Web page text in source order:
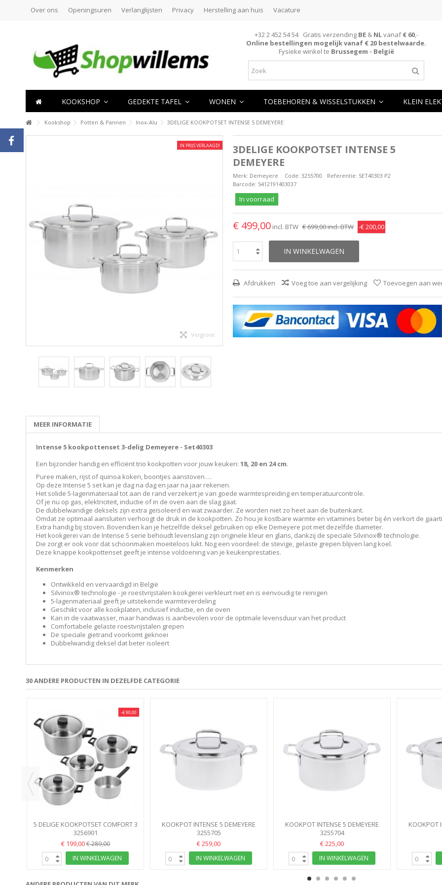
Over ons Openingsuren Verlanglijsten Privacy Herstelling aan huis Vacature
+32 2 452 54 54 Gratis verzending BE& NLvanaf€ 60,-
Online bestellingen mogelijk vanaf € 20 bestelwaarde.
Fysieke winkel te Brussegem - België
KOOKSHOP GEDEKTE TAFEL WONEN TOEBEHOREN & WISSELSTUKKEN KLEIN
Kookshop Potten & Pannen Inox-Alu 3DELIGE KOOKPOTSET INTENSE 5 DEMEYERE
IN PRIJS VERLAAGD!
Vergroot
3DELIGE KOOKPOTSET INTENSE 5
DEMEYERE
Merk: Demeyere Code: 3255700 Referentie: SET40303 P2
Barcode: 5412191403037
In voorraad
€ 499,00 incl. BTW € 699,00incl. BTW -€ 200,00
IN WINKELWAGEN
Afdrukken Voeg toe aan vergelijking Toevoegen aan
MEER INFORMATIE
Intense 5 kookpottenset 3-delig Demeyere - Set40303
Een bijzonder handig en efficiënt trio kookpotten voor jouw keuken: 18, 20 en 24 cm.
Puree maken, rijst of quinoa koken, boontjes aanstoven …
Op deze Intense 5 set kan je dag na dag en jaar na jaar rekenen.
Het solide 5-lagenmateriaal tot aan de rand verzekert je van goede warmtespreiding en temperatuurcontrole.
Of je nu op gas, elektriciteit, inductie of in de oven aan de slag gaat.
De dubbelwandige deksels zijn extra geïsoleerd en wat zwaarder. Ze worden niet zo heet aan de buitenkant.
Omdat ze optimaal aansluiten verhoogt de druk in de kookpotten. Zo hou je kostbare warmte en vitamines beter bij én verkort de
Extra handig bij stoven. Bovendien kan je hetzelfde deksel gebruiken op elke Demeyere pot met dezelfde diameter.
Het kookgerei van de Intense 5 serie behoudt levenslang zijn originele kleur en glans, dankzij de speciale Silvinox® technologie.
Die zorgt er ook voor dat schoonmaken moeiteloos lukt. Nog een voordeel: de stevige, gelaste grepen blijven lang koel.
Deze knappe kookpottenset geeft je intense voldoening van je keukenprestaties.
Kenmerken
Ontwikkeld en vervaardigd in België
Silvinox® technologie - je roestvrijstalen kookgerei verkleurt niet en is eenvoudig te reinigen
5-lagenmateriaal geeft je uitstekende warmteverdeling
Geschikt voor alle kookplaten, inclusief inductie, en de oven
Kan in de vaatwasser, maar handwas is aanbevolen voor de optimale levensduur van het product
Comfortabele gelaste roestvrijstalen grepen
De speciale gietrand voorkomt geknoei
Dubbelwandig deksel dat beter isoleert
30 ANDERE PRODUCTEN IN DEZELFDE CATEGORIE
-€ 90,00
5 DELIGE KOOKPOTSET COMFORT 3
DEMEYERE 3-LAGEN BODEM,...
3256901
€ 199,00€ 289,00
IN WINKELWAGEN
KOOKPOT INTENSE 5 DEMEYERE
24CM 5.2L
3255705
€ 259,00
IN WINKELWAGEN
KOOKPOT INTENSE 5 DEMEYERE
22CM 4L
3255704
€ 225,00
IN WINKELWAGEN
KOOKPOT